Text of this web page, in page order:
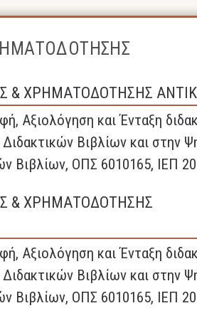
& ΧΡΗΜΑΤΟΔΟΤΗΣΗΣ
Αξιολόγηση και Ένταξη
Βιβλίων και στην
Βιβλίων, ΟΠΣ 6010165, ΙΕΠ
& ΧΡΗΜΑΤΟΔΟΤΗΣΗΣ
Αξιολόγηση και Ένταξη
Βιβλίων και στην
Βιβλίων, ΟΠΣ 6010165, ΙΕΠ